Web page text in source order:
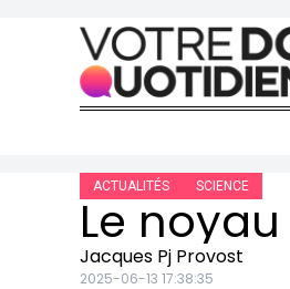
Skip to content
ACTUALITÉS SCIENCE
Le
Jacques Pj Provost
2025-06-13 17:38:35